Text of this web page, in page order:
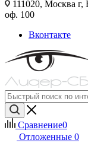
111020, Москва г,
оф. 100
Вконтакте
Сравнение0
Отложенные 0